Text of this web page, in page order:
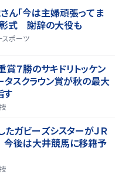
さん「今は主婦頑張ってま
彰式 謝辞の大役も
スポーツ
賞７勝のサキドリトッケン
スクラウン賞が秋の最大
す
たガビーズシスターがＪＲ
後は大井競馬に移籍予